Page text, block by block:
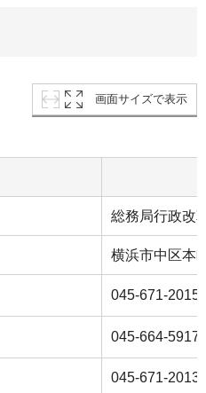
画面サイズで表示
総務局行政改
横浜市中区本
045-671-2015
045-664-5917
045-671-2013